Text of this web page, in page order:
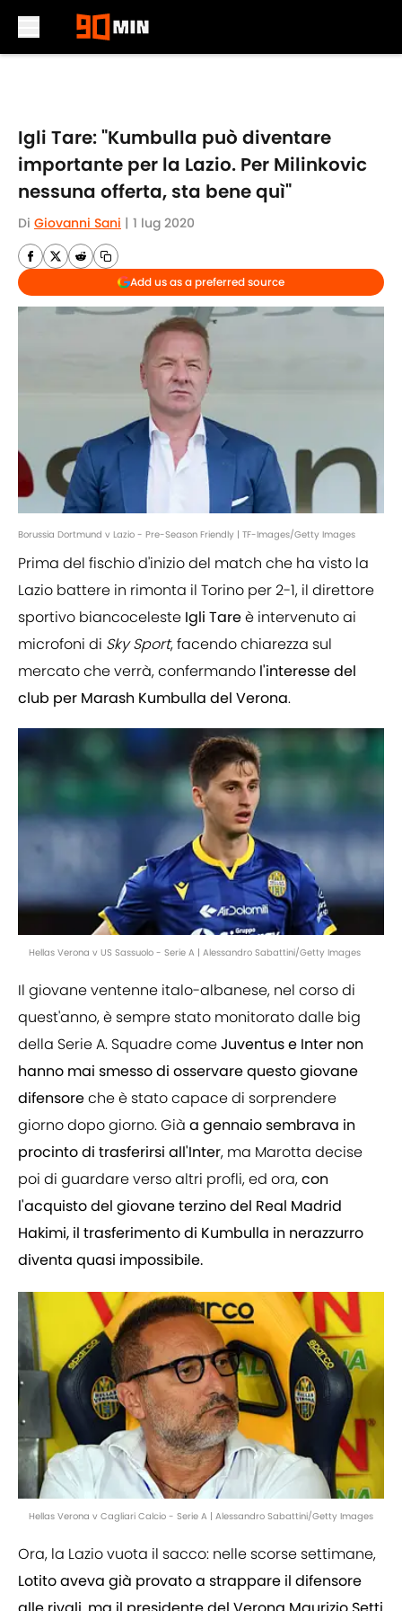
Igli Tare: "Kumbulla può diventare
importante per la Lazio. Per Milinkovic
nessuna offerta, sta bene quì"
Di Giovanni Sani | 1 lug 2020
Add us as a preferred source
Borussia Dortmund v Lazio - Pre-Season Friendly | TF-Images/Getty Images
Prima del fischio d'inizio del match che ha visto la
Lazio battere in rimonta il Torino per 2-1, il direttore
sportivo biancoceleste Igli Tareè intervenuto ai
microfoni di Sky Sport, facendo chiarezza sul
mercato che verrà, confermando l'interesse del
club per Marash Kumbulla del Verona.
Hellas Verona v US Sassuolo - Serie A | Alessandro Sabattini/Getty Images
Il giovane ventenne italo-albanese, nel corso di
quest'anno, è sempre stato monitorato dalle big
della Serie A. Squadre comeJuventus e Inter non
hanno mai smesso di osservare questo giovane
difensoreche è stato capace di sorprendere
giorno dopo giorno. Già a gennaio sembrava in
procinto di trasferirsi all'Inter, ma Marotta decise
poi di guardare verso altri profli, ed ora,con
l'acquisto del giovane terzino del Real Madrid
Hakimi, il trasferimento di Kumbulla in nerazzurro
diventa quasi impossibile.
Hellas Verona v Cagliari Calcio - Serie A | Alessandro Sabattini/Getty Images
Ora, la Lazio vuota il sacco: nelle scorse settimane,
Lotito aveva già provato a strappare il difensore